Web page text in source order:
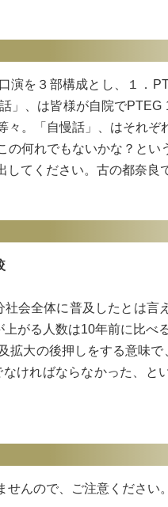
演を３部構成とし、１．
」、は皆様が自院でPTEG
。「自慢話」、はそれぞ
何れでもないかな？とい
てください。古の都奈良
会全体に普及したとは言
がる人数は10年前に比べ
大の後押しをする意味
ければならなかった、と
んので、ご注意ください。